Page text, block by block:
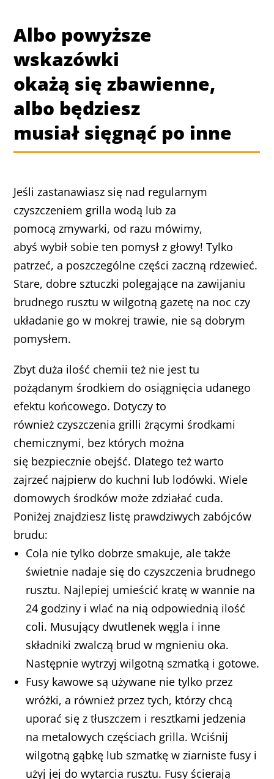
Albo powyższe
wskazówki
okażą się zbawienne,
albo będziesz
musiał sięgnąć po inne
Jeśli zastanawiasz się nad regularnym
czyszczeniem grilla wodą lub za
pomocą zmywarki, od razu mówimy,
abyś wybił sobie ten pomysł z głowy! Tylko
patrzeć, a poszczególne części zaczną rdzewieć.
Stare, dobre sztuczki polegające na zawijaniu
brudnego rusztu w wilgotną gazetę na noc czy
układanie go w mokrej trawie, nie są dobrym
pomysłem.
Zbyt duża ilość chemii też nie jest tu
pożądanym środkiem do osiągnięcia udanego
efektu końcowego. Dotyczy to
również czyszczenia grilli żrącymi środkami
chemicznymi, bez których można
się bezpiecznie obejść. Dlatego też warto
zajrzeć najpierw do kuchni lub lodówki. Wiele
domowych środków może zdziałać cuda.
Poniżej znajdziesz listę prawdziwych zabójców
brudu:
Cola nie tylko dobrze smakuje, ale także
świetnie nadaje się do czyszczenia brudnego
rusztu. Najlepiej umieścić kratę w wannie na
24 godziny i wlać na nią odpowiednią ilość
coli. Musujący dwutlenek węgla i inne
składniki zwalczą brud w mgnieniu oka.
Następnie wytrzyj wilgotną szmatką i gotowe.
Fusy kawowe są używane nie tylko przez
wróżki, a również przez tych, którzy chcą
uporać się z tłuszczem i resztkami jedzenia
na metalowych częściach grilla. Wciśnij
wilgotną gąbkę lub szmatkę w ziarniste fusy i
użyj jej do wytarcia rusztu. Fusy ścierają